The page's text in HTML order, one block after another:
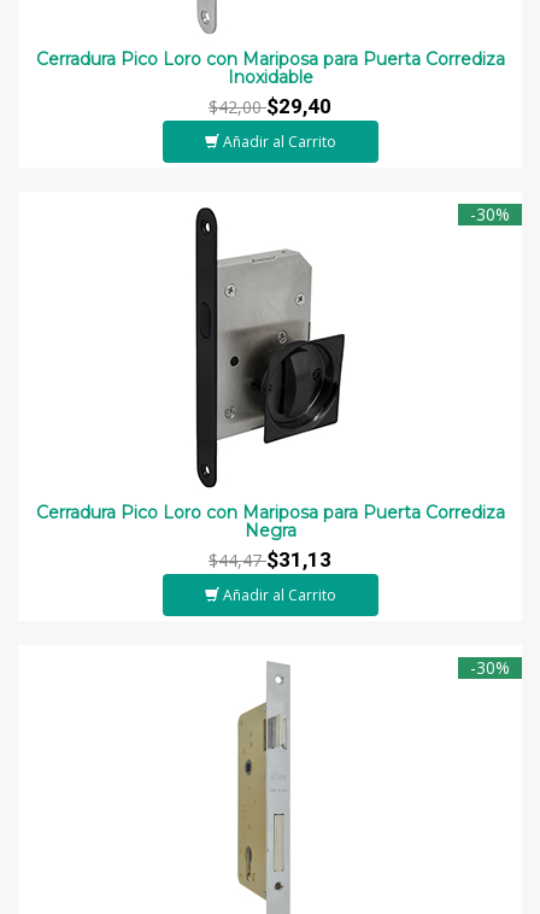
Cerradura Pico Loro con Mariposa para Puerta Corrediza
Inoxidable
$42,00$29,40
Añadir al Carrito
-30%
Cerradura Pico Loro con Mariposa para Puerta Corrediza
Negra
$44,47$31,13
Añadir al Carrito
-30%